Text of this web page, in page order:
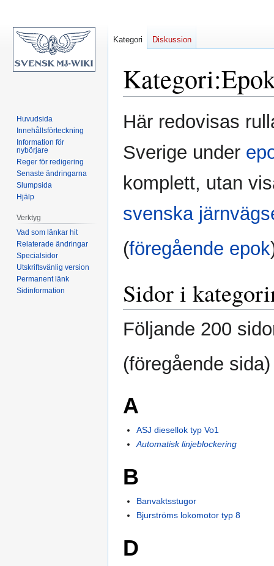
Kategori:
Hoppa
till
Hoppa
tillHär redovisas
Sverige under
komplett, utan
svenska
(föregående epok
Sidor i
Följande 200
(föregående
A
ASJ diesellok typ Vo1
Automatisk linjeblockering
B
Banvaktsstugor
Bjurströms lokomotor typ 8
D
Kategori Diskussion
Huvudsida
Innehållsförteckning
Information för
nybörjare
Reger för redigering
Senaste ändringarna
Slumpsida
Hjälp
Verktyg
Vad som länkar hit
Relaterade ändringar
Specialsidor
Utskriftsvänlig version
Permanent länk
Sidinformation